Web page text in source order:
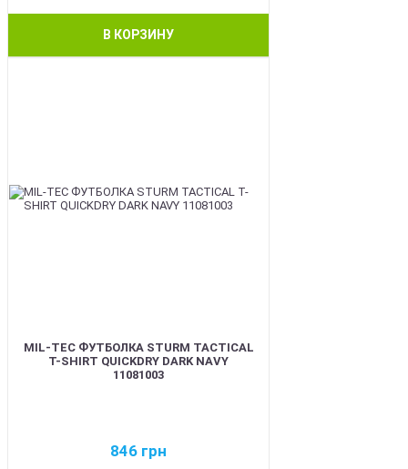
В КОРЗИНУ
MIL-TEC ФУТБОЛКА STURM TACTICAL
T-SHIRT QUICKDRY DARK NAVY
11081003
846 грн